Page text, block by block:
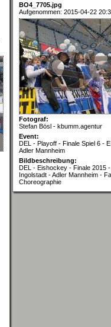
BO4_7705.jpg
Aufgenommen: 2015-04-22
Fotograf:
Stefan Bösl - kbumm.agentur
Event:
DEL - Playoff - Finale Spiel 6 -
Adler Mannheim
Bildbeschreibung:
DEL - Eishockey - Finale 2015
Ingolstadt - Adler Mannheim -
Choreographie